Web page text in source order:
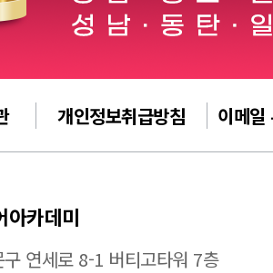
개인정보취급방침 이메일
아카데미
연세로 8-1 버티고타워 7층